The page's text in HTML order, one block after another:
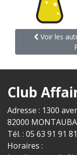
Voir les
Club
Adresse : 1300
82000
Tél. : 05 63 91 91 81
Horaires :